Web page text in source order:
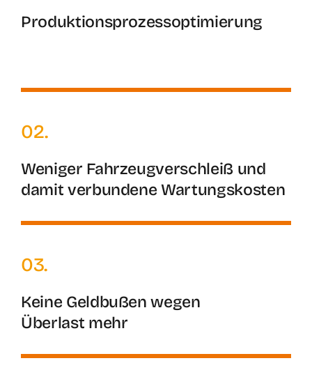
Produktionsprozessoptimierung
02.
Weniger Fahrzeugverschleiß und
damit verbundene Wartungskosten
03.
Keine Geldbußen wegen
Überlast mehr